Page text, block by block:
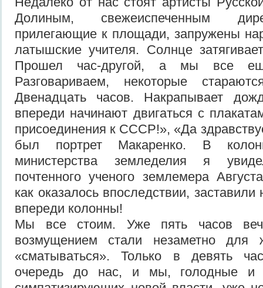
Долиным, свежеиспеченным
прилегающие к площади, запружены
латышские учителя. Солнце
Прошел час-другой, а мы все
Разговариваем, некоторые
Двенадцать часов. Накрапывает
впереди начинают двигаться с
присоединения к СССР!», «Да
был портрет Макаренко. В
министерства земледелия я
почтенного ученого землемера
как оказалось впоследствии,
впереди колонны!
Мы все стоим. Уже пять часов
возмущением стали незаметно для
«сматываться». Только в девять
очередь до нас, и мы, голодные и